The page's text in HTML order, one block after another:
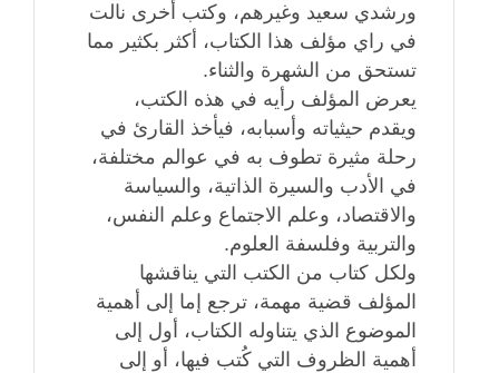
ورشدي سعيد وغيرهم، وكتب أخرى نالت
في راي مؤلف هذا الكتاب، أكثر بكثير مما
تستحق من الشهرة والثناء.
يعرض المؤلف رأيه في هذه الكتب،
ويقدم حيثياته وأسبابه، فيأخذ القارئ في
رحلة مثيرة تطوف به في عوالم مختلفة،
في الأدب والسيرة الذاتية، والسياسة
والاقتصاد، وعلم الاجتماع وعلم النفس،
والتربية وفلسفة العلوم.
ولكل كتاب من الكتب التي يناقشها
المؤلف قضية مهمة، ترجع إما إلى أهمية
الموضوع الذي يتناوله الكتاب، أول إلى
أهمية الظروف التي كُتب فيها، أو إلى